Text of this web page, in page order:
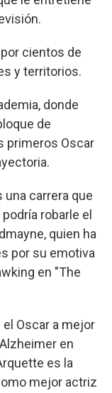
cientos de
y territorios.
donde
de
primeros Oscar
una carrera que
robarle el
quien ha
por su emotiva
en "The
Oscar a mejor
en
es la
mejor actriz